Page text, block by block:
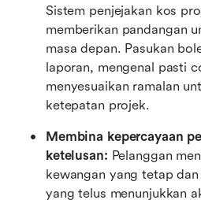
Sistem penjejakan kos
memberikan pandangan
masa depan. Pasukan
laporan, mengenal pasti
menyesuaikan ramalan
ketepatan projek.
Membina kepercayaan
ketelusan: Pelanggan
kewangan yang tetap dan
yang telus menunjukkan